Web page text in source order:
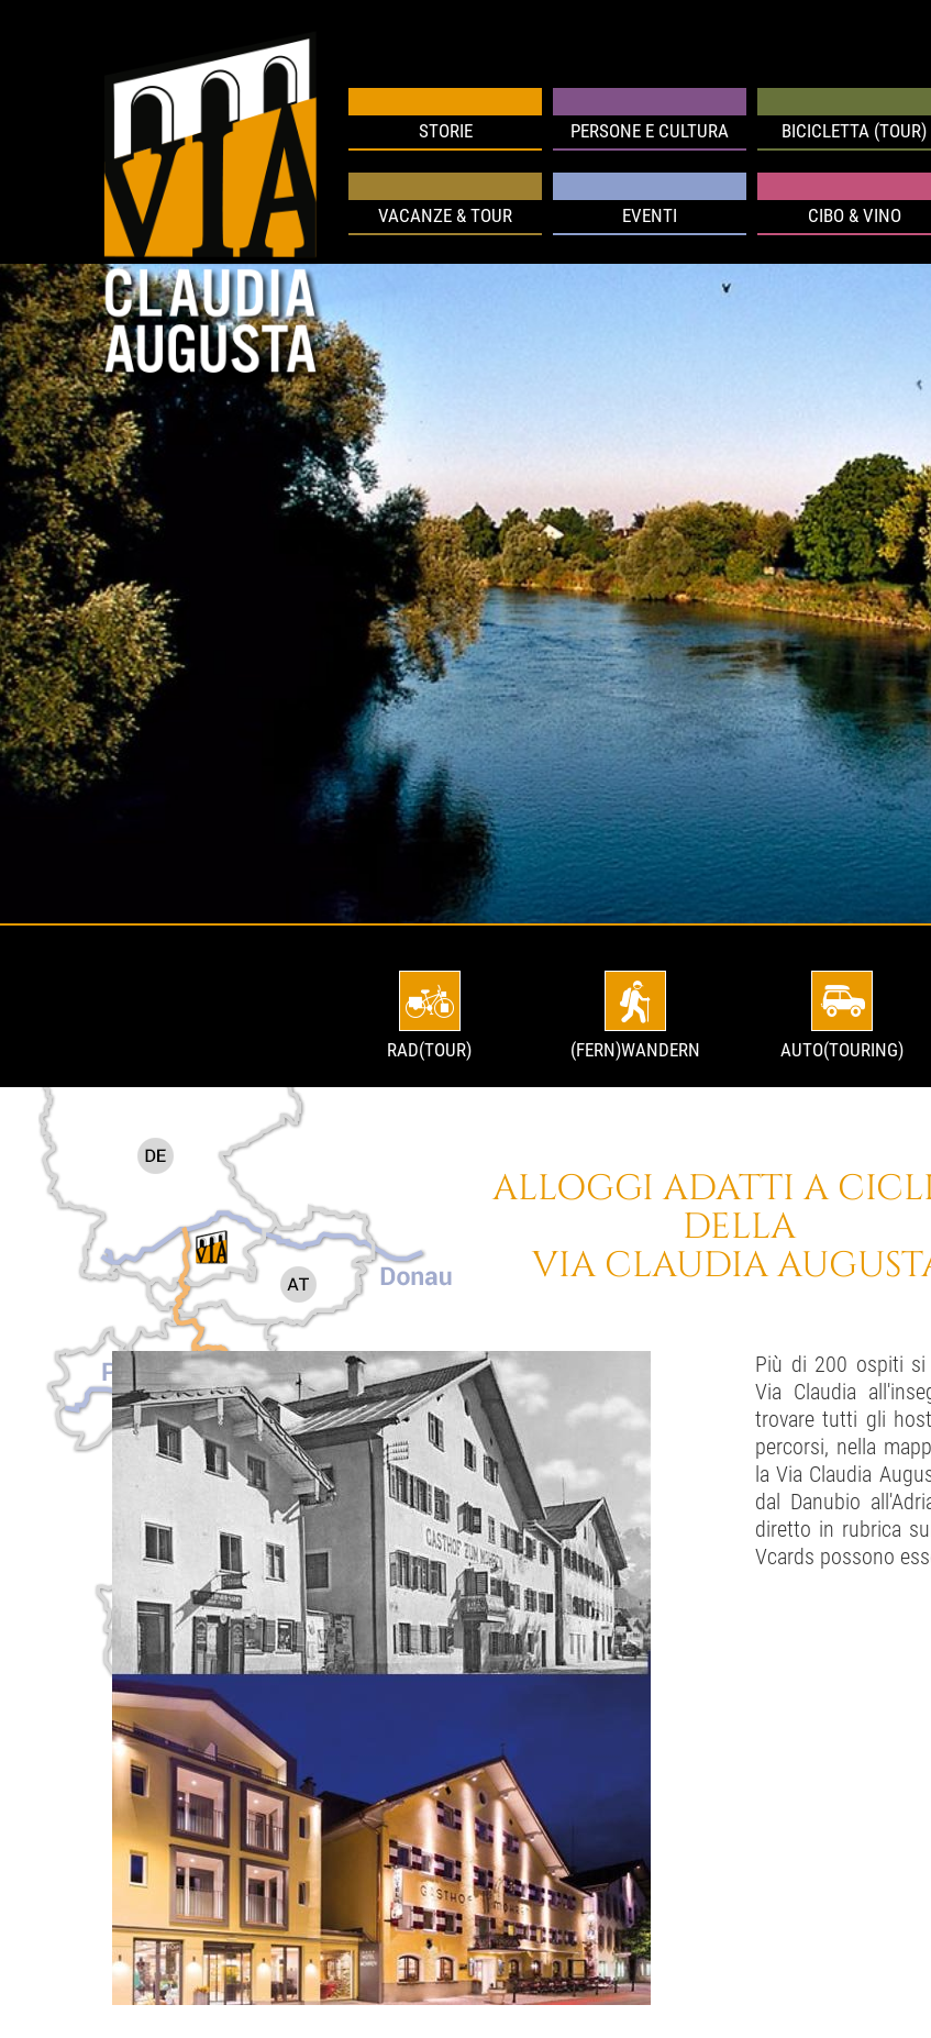
STORIE PERSONE E CULTURA BICICLETTA (TOUR)
VACANZE & TOUR EVENTI CIBO & VINO
RAD(TOUR) (FERN)WANDERN AUTO(TOURING)
ALLOGGI ADATTI A
DELLA
VIA CLAUDIA
Più di 200 ospiti si
Via Claudia
trovare tutti gli
percorsi, nella
la Via Claudia
dal Danubio
diretto in rubrica
Vcards possono